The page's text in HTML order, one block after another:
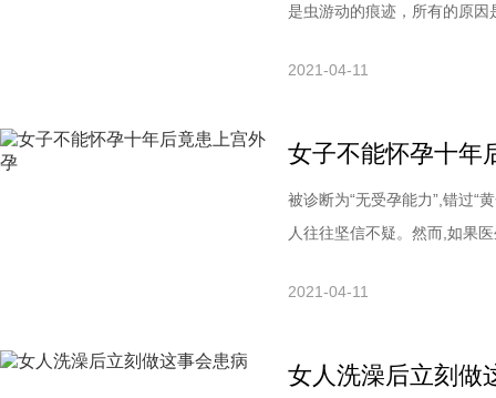
是虫游动的痕迹，所有的原
通过生吃或半生吃淡水螃蟹
2021-04-11
女子不能怀孕十年
被诊断为“无受孕能力”,错过
人往往坚信不疑。然而,如果
是由患者的自身原因还是因
2021-04-11
女人洗澡后立刻做